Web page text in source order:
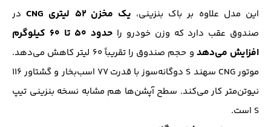
این مدل علاوه بر باک بنزینی، یک مخزن ۵۲ لیتری CNG
در
صندوق عقب دارد که وزن خودرو را
حدود ۵۰ تا ۶۰ کیلوگرم
افزایش می‌دهد
و حجم صندوق را تقریباً ۶۰ لیتر کاهش می‌دهد.
موتور CNG سهند S دوگانه‌سوز با قدرت ۷۷ اسب‌بخار و گشتاور ۱۱۶
نیوتن‌متر کار می‌کند. سطح آپشن‌ها هم مشابه نسخه بنزینی تیپ
S است.